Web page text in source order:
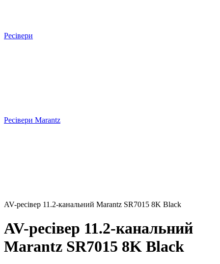
Ресівери
Ресівери Marantz
AV-ресівер 11.2-канальний Marantz SR7015 8K Black
AV-ресівер 11.2-канальний
Marantz SR7015 8K Black